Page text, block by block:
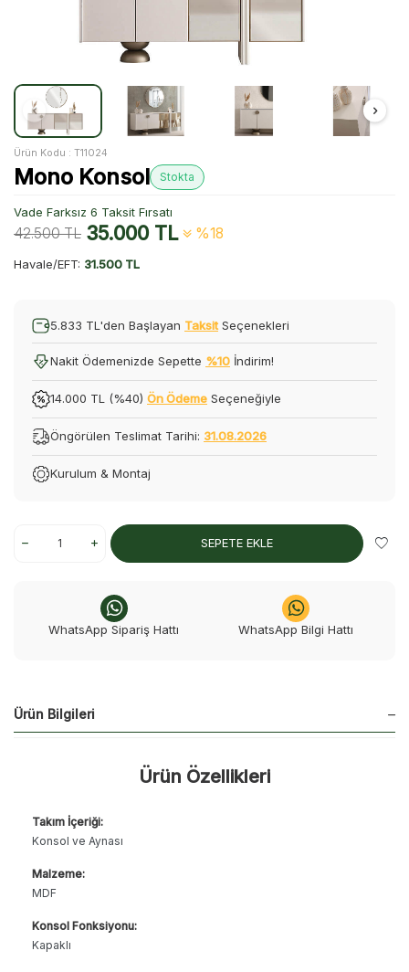
Ürün Kodu : T11024
Mono Konsol Stokta
Vade Farksız 6 Taksit Fırsatı
42.500TL 35.000TL %18
Havale/EFT: 31.500 TL
5.833 TL'den Başlayan Taksit Seçenekleri
Nakit Ödemenizde Sepette %10 İndirim!
14.000 TL (%40) Ön Ödeme Seçeneğiyle
Öngörülen Teslimat Tarihi: 31.08.2026
Kurulum & Montaj
SEPETE EKLE
WhatsApp Sipariş Hattı WhatsApp Bilgi Hattı
Ürün Bilgileri
Ürün Özellikleri
Takım İçeriği:
Konsol ve Aynası
Malzeme:
MDF
Konsol Fonksiyonu:
Kapaklı